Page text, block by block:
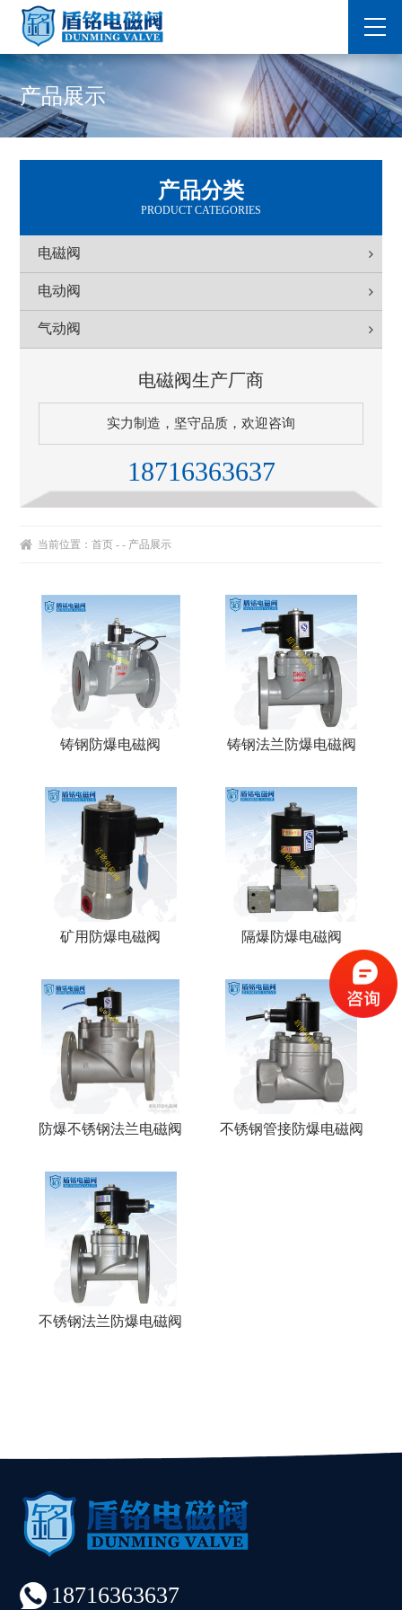
产品展示
产品分类
PRODUCT CATEGORIES
电磁阀
电动阀
气动阀
电磁阀生产厂商
实力制造，坚守品质，欢迎咨询
18716363637
当前位置：首页 - - 产品展示
铸钢防爆电磁阀 铸钢法兰防爆电磁阀
矿用防爆电磁阀 隔爆防爆电磁阀
防爆不锈钢法兰电磁阀 不锈钢管接防爆电磁阀
不锈钢法兰防爆电磁阀
18716363637